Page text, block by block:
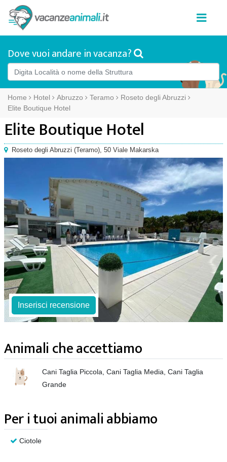
Dove vuoi andare in vacanza?
Home Hotel Abruzzo Teramo
Roseto degli Abruzzi
Elite Boutique Hotel
Elite Boutique Hotel
Roseto degli Abruzzi (Teramo), 50 Viale Makarska
Inserisci recensione
Animali che accettiamo
Cani Taglia Piccola, Cani Taglia Media, Cani Taglia
Grande
Per i tuoi animali abbiamo
Ciotole